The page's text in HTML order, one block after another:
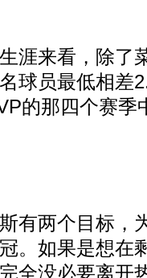
来看，除了
球员最低相差
的那四个赛季
两个目标，
。如果是想在
全没必要离开